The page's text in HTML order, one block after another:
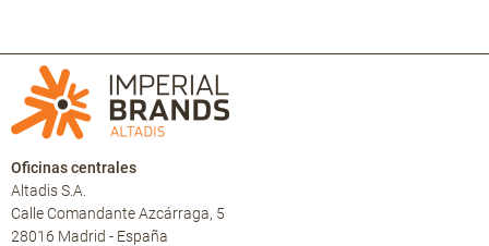
Oficinas centrales
Altadis S.A.
Calle Comandante Azcárraga, 5
28016 Madrid - España